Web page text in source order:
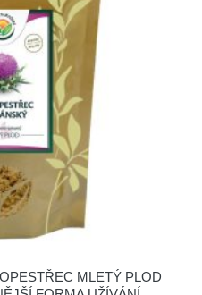
MLETÝ PLOD